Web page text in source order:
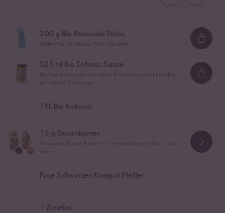
200 g Bio Reisnudel Sticks
325 ml Bio Erdnuss Sauce
1 TL Bio Kokosöl
15 g Sesamkörner
Prise Schwarzer Kampot Pfeffer
1 Zwiebel